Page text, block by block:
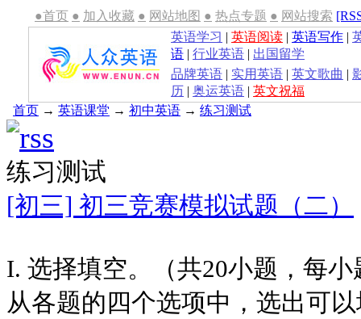
●首页 ● 加入收藏 ● 网站地图 ● 热点专题 ● 网站搜索
英语学习 | 英语阅读 | 英语写作 |
语 | 行业英语 | 出国留学
品牌英语 | 实用英语 | 英文歌曲 |
历 | 奥运英语 | 英文祝福
首页 → 英语课堂 → 初中英语 → 练习测试
练习测试
[初三] 初三竞赛模拟试题（二）
I. 选择填空。（共20小题，每
从各题的四个选项中，选出可